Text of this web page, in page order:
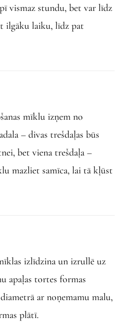
vismaz stundu, bet var līdz
ilgāku laiku, līdz pat
mīklu izņem no
– divas trešdaļas būs
bet viena trešdaļa –
mazliet samīca, lai tā kļūst
izlīdzina un izrullē uz
apaļas tortes formas
ar noņemamu malu,
plātī.